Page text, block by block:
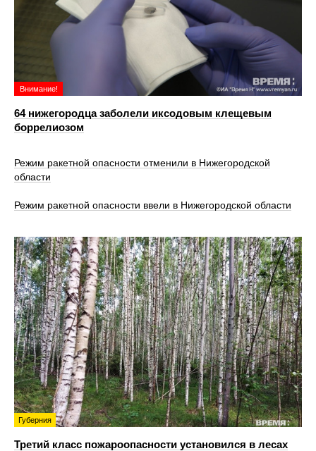
Внимание!
64 нижегородца заболели иксодовым клещевым
боррелиозом
Режим ракетной опасности отменили в Нижегородской
области
Режим ракетной опасности ввели в Нижегородской области
Губерния
Третий класс пожароопасности установился в лесах